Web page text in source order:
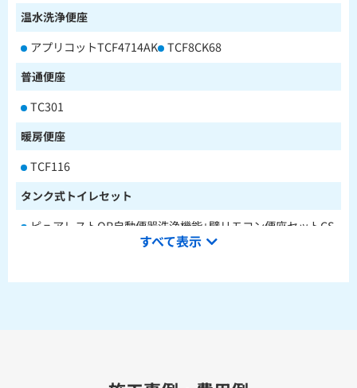
温水洗浄便座
アプリコットTCF4714AK TCF8CK68
普通便座
TC301
暖房便座
TCF116
タンク式トイレセット
ピュアレストQR自動便器洗浄機能+壁リモコン便座セットCS
232BM+SH233BA+TCF4714AK
すべて表示